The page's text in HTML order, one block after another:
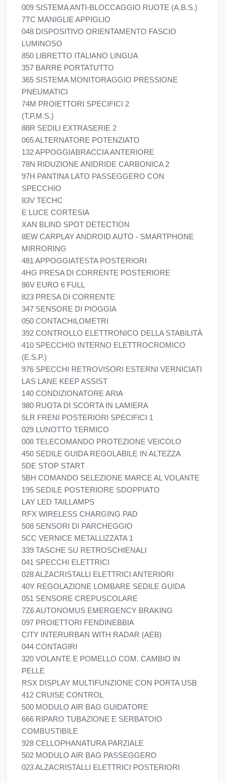
009 SISTEMA ANTI-BLOCCAGGIO RUOTE (A.B.S.)
7TC MANIGLIE APPIGLIO
048 DISPOSITIVO ORIENTAMENTO FASCIO
LUMINOSO
850 LIBRETTO ITALIANO LINGUA
357 BARRE PORTATUTTO
365 SISTEMA MONITORAGGIO PRESSIONE
PNEUMATICI
74M PROIETTORI SPECIFICI 2
(T.P.M.S.)
88R SEDILI EXTRASERIE 2
065 ALTERNATORE POTENZIATO
132 APPOGGIABRACCIA ANTERIORE
78N RIDUZIONE ANIDRIDE CARBONICA 2
97H PANTINA LATO PASSEGGERO CON
SPECCHIO
83V TECHC
E LUCE CORTESIA
XAN BLIND SPOT DETECTION
8EW CARPLAY ANDROID AUTO - SMARTPHONE
MIRRORING
481 APPOGGIATESTA POSTERIORI
4HG PRESA DI CORRENTE POSTERIORE
86V EURO 6 FULL
823 PRESA DI CORRENTE
347 SENSORE DI PIOGGIA
050 CONTACHILOMETRI
392 CONTROLLO ELETTRONICO DELLA STABILITÀ
410 SPECCHIO INTERNO ELETTROCROMICO
(E.S.P.)
976 SPECCHI RETROVISORI ESTERNI VERNICIATI
LAS LANE KEEP ASSIST
140 CONDIZIONATORE ARIA
980 RUOTA DI SCORTA IN LAMIERA
5LR FRENI POSTERIORI SPECIFICI 1
029 LUNOTTO TERMICO
008 TELECOMANDO PROTEZIONE VEICOLO
450 SEDILE GUIDA REGOLABILE IN ALTEZZA
5DE STOP START
5BH COMANDO SELEZIONE MARCE AL VOLANTE
195 SEDILE POSTERIORE SDOPPIATO
LAY LED TAILLAMPS
RFX WIRELESS CHARGING PAD
508 SENSORI DI PARCHEGGIO
5CC VERNICE METALLIZZATA 1
339 TASCHE SU RETROSCHIENALI
041 SPECCHI ELETTRICI
028 ALZACRISTALLI ELETTRICI ANTERIORI
40Y REGOLAZIONE LOMBARE SEDILE GUIDA
051 SENSORE CREPUSCOLARE
7Z6 AUTONOMUS EMERGENCY BRAKING
097 PROIETTORI FENDINEBBIA
CITY INTERURBAN WITH RADAR (AEB)
044 CONTAGIRI
320 VOLANTE E POMELLO COM. CAMBIO IN
PELLE
RSX DISPLAY MULTIFUNZIONE CON PORTA USB
412 CRUISE CONTROL
500 MODULO AIR BAG GUIDATORE
666 RIPARO TUBAZIONE E SERBATOIO
COMBUSTIBILE
928 CELLOPHANATURA PARZIALE
502 MODULO AIR BAG PASSEGGERO
023 ALZACRISTALLI ELETTRICI POSTERIORI